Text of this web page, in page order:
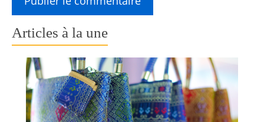
Articles à la une